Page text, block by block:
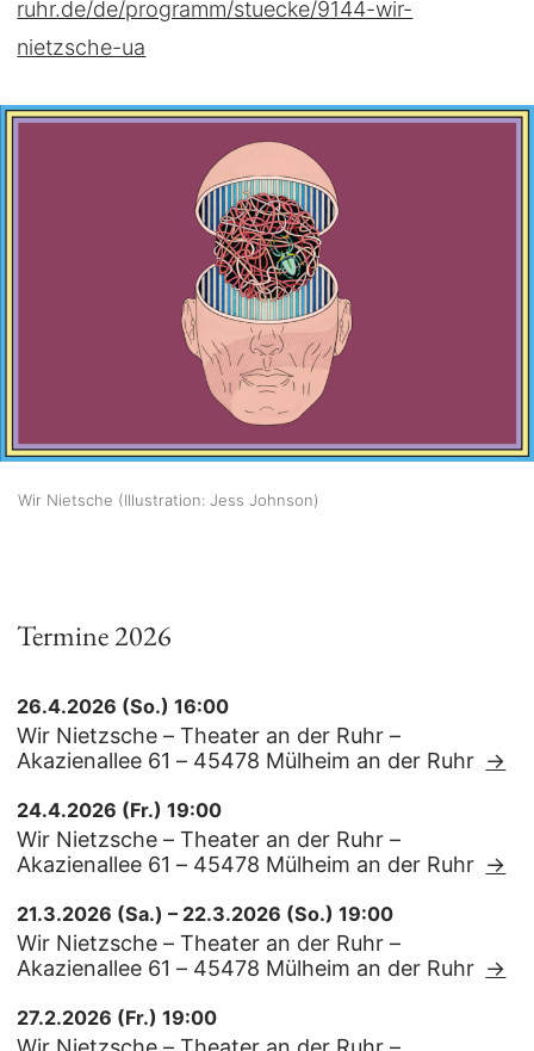
ruhr.de/de/programm/stuecke/9144-wir-
nietzsche-ua
Wir Nietsche (Illustration: Jess Johnson)
Termine 2026
26.4.2026 (So.) 16:00
Wir Nietzsche – Theater an der Ruhr –
Akazienallee 61 – 45478 Mülheim an der Ruhr →
24.4.2026 (Fr.) 19:00
Wir Nietzsche – Theater an der Ruhr –
Akazienallee 61 – 45478 Mülheim an der Ruhr →
21.3.2026 (Sa.) – 22.3.2026 (So.) 19:00
Wir Nietzsche – Theater an der Ruhr –
Akazienallee 61 – 45478 Mülheim an der Ruhr →
27.2.2026 (Fr.) 19:00